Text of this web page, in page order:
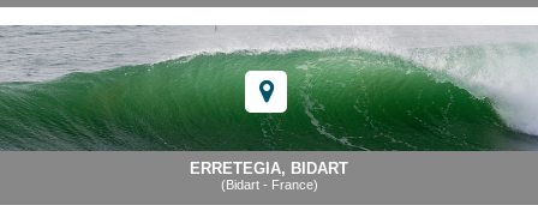
ERRETEGIA, BIDART
(Bidart - France)